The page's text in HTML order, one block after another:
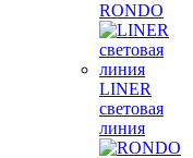
RONDO
LINER
световая
линия